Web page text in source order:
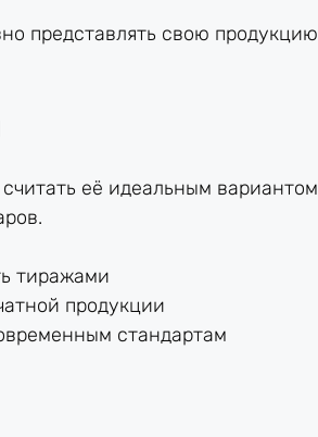
представлять свою продукцию
её идеальным вариантом
тиражами
продукции
стандартам